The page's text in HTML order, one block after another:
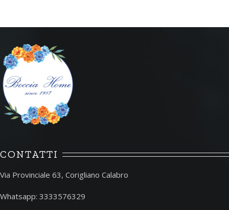
CONTATTI
Via Provinciale 63, Corigliano Calabro
Whatsapp: 3333576329